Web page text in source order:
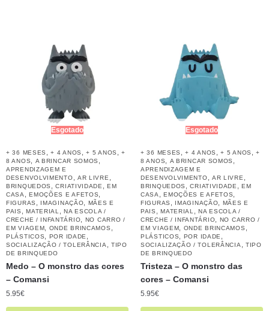
Esgotado
+ 36 MESES ,+ 4 ANOS ,+ 5 ANOS ,+
8 ANOS
A BRINCAR SOMOS
APRENDIZAGEM E
DESENVOLVIMENTO
AR LIVRE
BRINQUEDOS ,CRIATIVIDADE ,EM
CASA
,EMOÇÕES E AFETOS
FIGURAS IMAGINAÇÃO
MÃES E
PAIS
,MATERIAL ,NA ESCOLA /
CRECHE / INFANTÁRIO
NO CARRO /
EM VIAGEM
ONDE BRINCAMOS
PLÁSTICOS POR IDADE
SOCIALIZAÇÃO / TOLERÂNCIA
TIPO
DE BRINQUEDO
Medo – O monstro das cores
– Comansi
5.95€
Esgotado
+ 36 MESES ,+ 4 ANOS ,+ 5 ANOS ,+
8 ANOS
A BRINCAR SOMOS
APRENDIZAGEM E
DESENVOLVIMENTO
AR LIVRE
BRINQUEDOS ,CRIATIVIDADE ,EM
CASA
,EMOÇÕES E AFETOS
FIGURAS IMAGINAÇÃO
MÃES E
PAIS
,MATERIAL ,NA ESCOLA /
CRECHE / INFANTÁRIO
NO CARRO /
EM VIAGEM
ONDE BRINCAMOS
PLÁSTICOS POR IDADE
SOCIALIZAÇÃO / TOLERÂNCIA
TIPO
DE BRINQUEDO
Tristeza – O monstro das
cores – Comansi
5.95€